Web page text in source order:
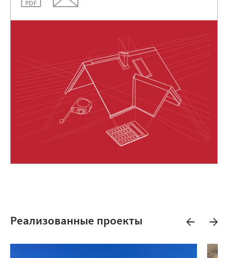
Реализованные проекты